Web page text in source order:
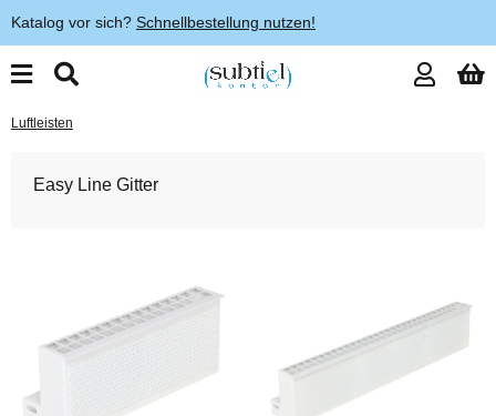
Katalog vor sich? Schnellbestellung nutzen!
Luftleisten
Easy Line Gitter